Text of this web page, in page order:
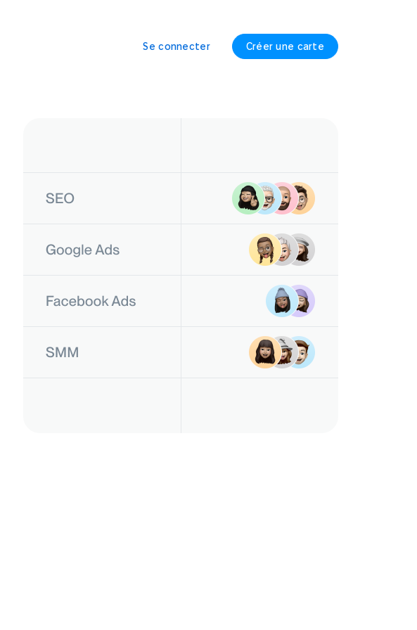
Se connecter Créer une carte